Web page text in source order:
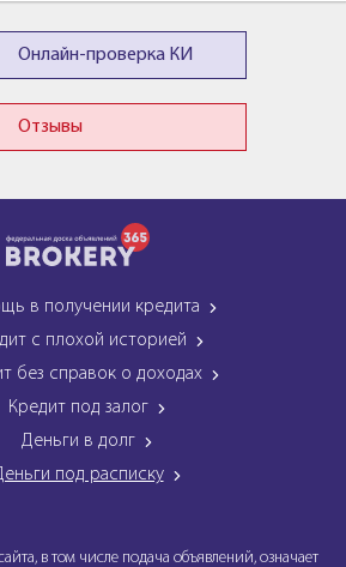
Онлайн-проверка КИ
Отзывы
в получении кредита
с плохой историей
без справок о доходах
Кредит под залог
Деньги в долг
под расписку
в том числе подача объявлений, означает